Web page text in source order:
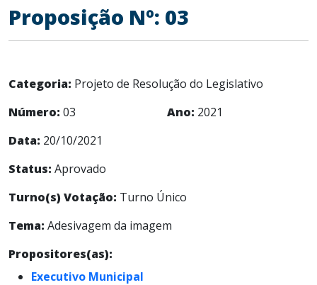
Proposição Nº: 03
Categoria: Projeto de Resolução do Legislativo
Número: 03 Ano: 2021
Data: 20/10/2021
Status: Aprovado
Turno(s) Votação: Turno Único
Tema: Adesivagem da imagem
Propositores(as):
Executivo Municipal